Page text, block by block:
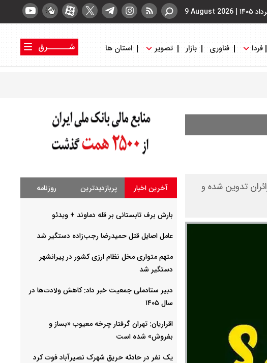
|
9 August 2026
فردا فناوری بازار تصویر استان ها
شــــــرق
تدوین شده و
آخرین اخبار پربازدیدترین روزنامه
بارش برف تابستانی بر قله دماوند + ویدئو
عامل اصایل قتل حمیدرضا رجب‌‌زاده دستگیر شد
متهم متواری مخل نظام ارزی کشور در پیرانشهر
دستگیر شد
دبیر ستادملی جمعیت خبر داد: کاهش ولادت‌ها در
سال ۱۴۰۵
اقراریان: تهران گرفتار چرخه معیوب «بساز و
بفروش» شده است
یک نفر در حادثه حریق شهرک نصیرآباد فوت کرد